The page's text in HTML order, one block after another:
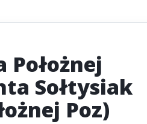
Sołtysiak
Poz)